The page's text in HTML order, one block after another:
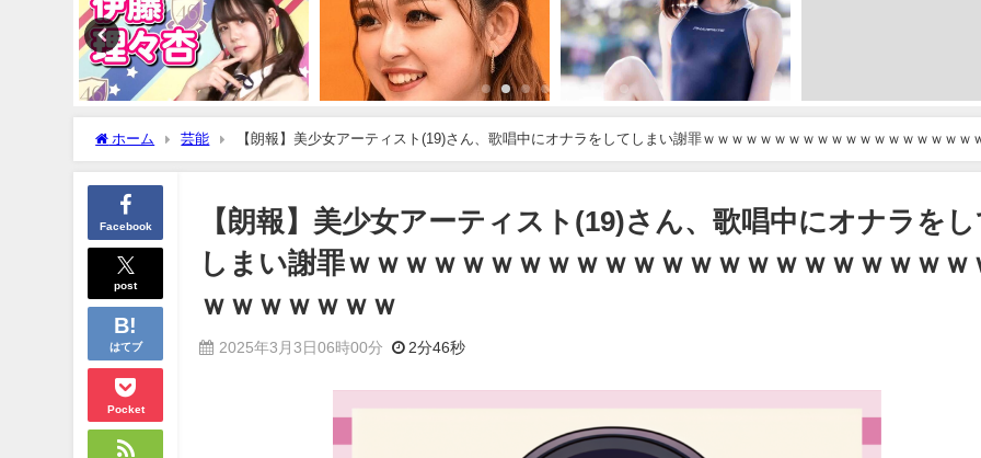
ホーム 芸能
【朗報】美少女アーティスト(19)さん、歌唱中にオナラをしてしまい謝罪ｗｗｗｗｗｗｗｗｗｗｗｗｗｗｗｗｗｗｗ
ｗｗｗｗｗｗｗｗ
Facebook
post
はてブ
Pocket
【朗報】美少女アーティスト(19)さん、歌唱中にオナラを
しまい謝罪ｗｗｗｗｗｗｗｗｗｗｗｗｗｗｗｗｗｗｗｗｗｗ
ｗｗｗｗｗｗｗ
2025年3月3日06時00分 2分46秒